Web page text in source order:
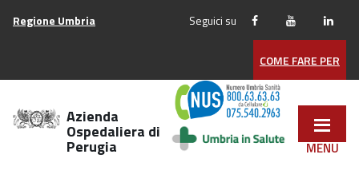
menu
navigazione
Regione Umbria Seguici su
COME FARE PER
Azienda
Ospedaliera di
Perugia